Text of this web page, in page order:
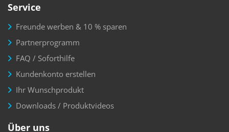
Service
Freunde werben & 10 % sparen
Partnerprogramm
FAQ / Soforthilfe
Kundenkonto erstellen
Ihr Wunschprodukt
Downloads / Produktvideos
Über uns